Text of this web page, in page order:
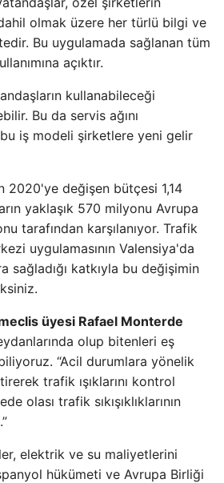
olmak üzere her türlü bilgi ve
Bu uygulamada sağlanan tüm
açıktır.
kullanabileceği
Bu da servis ağını
iş modeli şirketlere yeni gelir
2020'ye değişen bütçesi 1,14
yaklaşık 570 milyonu Avrupa
tarafından karşılanıyor. Trafik
uygulamasının Valensiya'da
sağladığı katkıyla bu değişimin
üyesi Rafael Monterde
olup bitenleri eş
“Acil durumlara yönelik
trafik ışıklarını kontrol
olası trafik sıkışıklıklarının
elektrik ve su maliyetlerini
hükümeti ve Avrupa Birliği